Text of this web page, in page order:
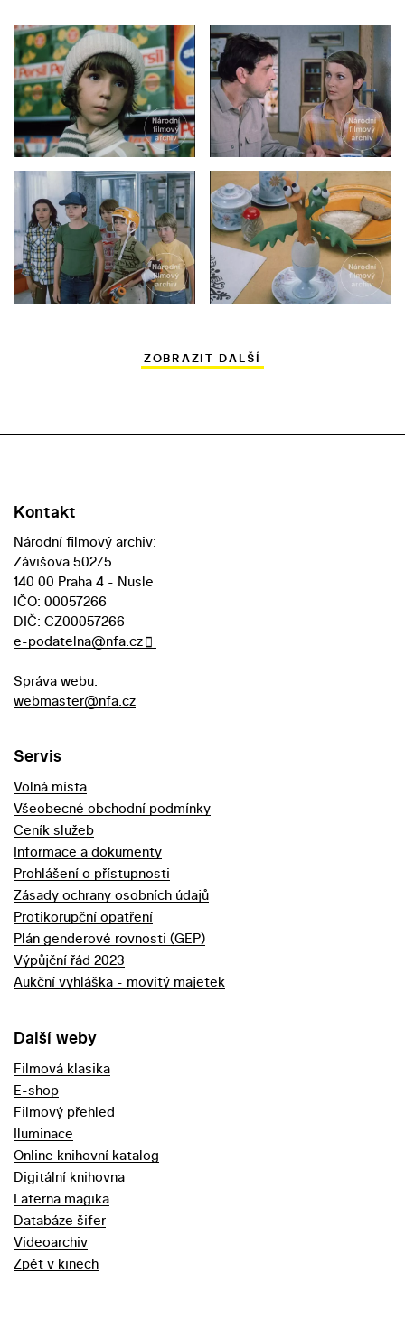
ZOBRAZIT DALŠÍ
Kontakt
Národní filmový archiv:
Závišova 502/5
140 00 Praha 4 - Nusle
IČO: 00057266
DIČ: CZ00057266
e-podatelna@nfa.cz
Správa webu:
webmaster@nfa.cz
Servis
Volná místa
Všeobecné obchodní podmínky
Ceník služeb
Informace a dokumenty
Prohlášení o přístupnosti
Zásady ochrany osobních údajů
Protikorupční opatření
Plán genderové rovnosti (GEP)
Výpůjční řád 2023
Aukční vyhláška - movitý majetek
Další weby
Filmová klasika
E-shop
Filmový přehled
Iluminace
Online knihovní katalog
Digitální knihovna
Laterna magika
Databáze šifer
Videoarchiv
Zpět v kinech